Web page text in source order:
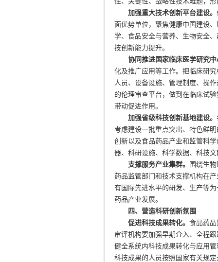
加强重大技术创新平台建设。
面优势单位，聚焦健康中国建设
学、食品安全与营养、生物安全
技创新能力提升。
协同推进国家临床医学研究
化及推广应用等工作。把临床研
人员、设备设施、管理制度、操
的伦理审查平台，做到在临床试
带动促进作用。
加强省级科技创新基地建设。
考虑建设一批重点突出、特色鲜
创新以及食品药品产业和监管科
器、科研设施、科学数据、科技
支撑服务产业集群。
围绕生
药品监管部门和技术支撑机构在
有国际先进水平的研发、生产等
药品产业发展。
四、营造科研创新氛围
促进科技成果转化。 食品药
审评机构要加强早期介入、全程
健全系统内科技成果转化与应用
科技成果的人员按照国家有关规